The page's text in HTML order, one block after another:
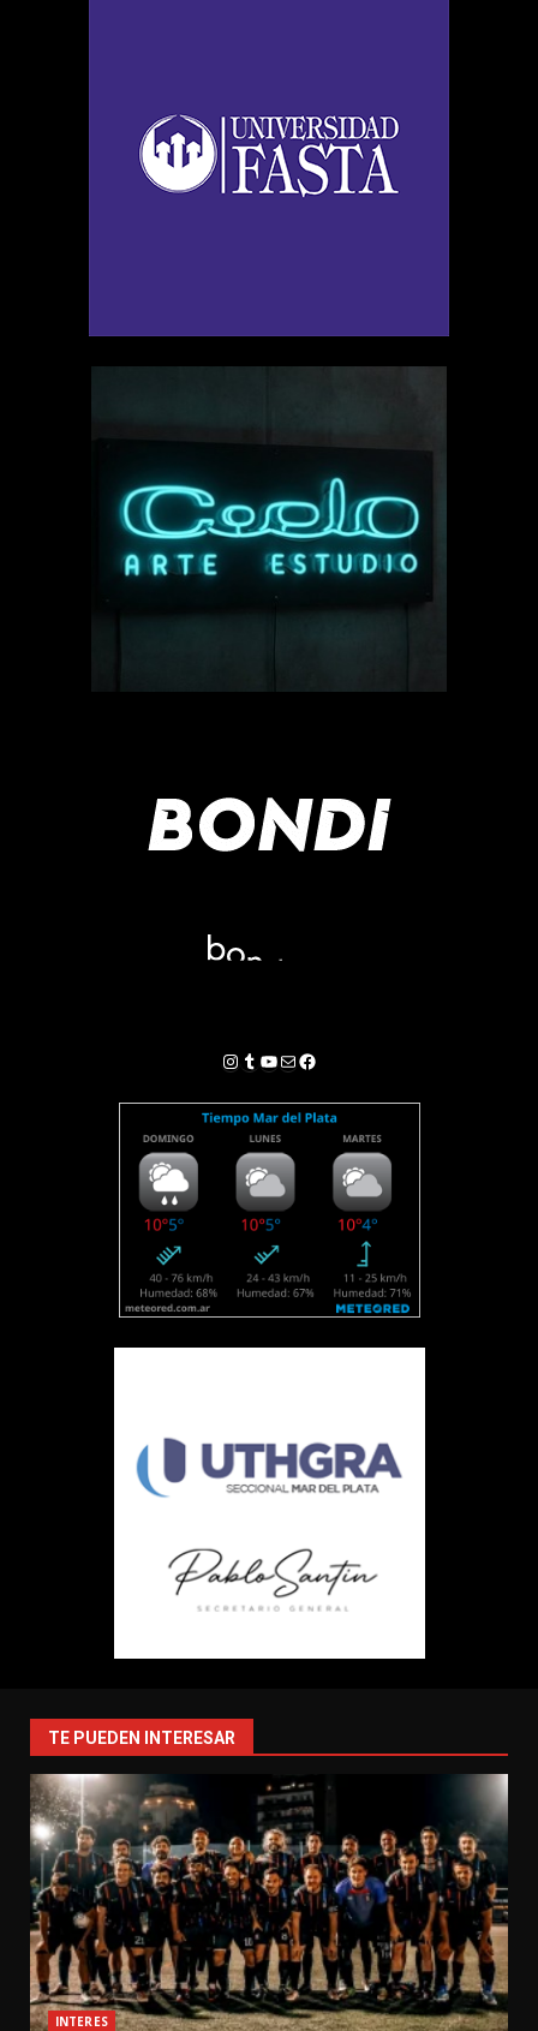
Instagram
Tumblr
YouTube
Correo electrónico
Facebook
TE PUEDEN INTERESAR
INTERES